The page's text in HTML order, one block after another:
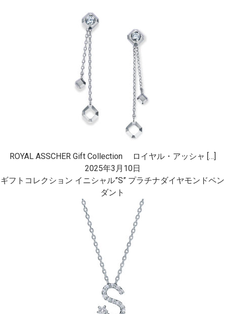
ROYAL ASSCHER Gift Collection ロイヤル・アッシャ […]
2025年3月10日
ギフトコレクション イニシャル”S” プラチナダイヤモンドペン
ダント